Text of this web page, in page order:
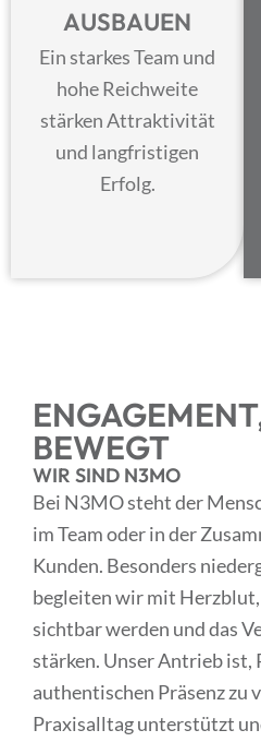
AUSBAUEN
Ein starkes Team und
hohe Reichweite
stärken Attraktivität
und langfristigen
Erfolg.
BEWEGT
WIR SIND N3MO
Bei N3MO steht der
im Team oder in der
Kunden. Besonders
begleiten wir mit
sichtbar werden und das
stärken. Unser Antrieb ist,
authentischen Präsenz zu
Praxisalltag unterstützt